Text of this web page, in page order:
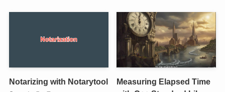
Notarizing with Notarytool
Measuring Elapsed Time